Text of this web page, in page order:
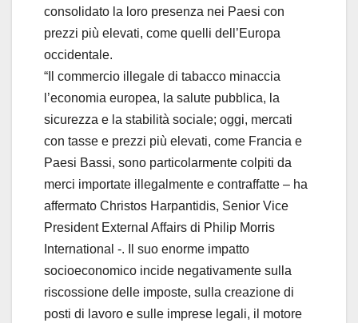
consolidato la loro presenza nei Paesi con
prezzi più elevati, come quelli dell’Europa
occidentale.
“Il commercio illegale di tabacco minaccia
l’economia europea, la salute pubblica, la
sicurezza e la stabilità sociale; oggi, mercati
con tasse e prezzi più elevati, come Francia e
Paesi Bassi, sono particolarmente colpiti da
merci importate illegalmente e contraffatte – ha
affermato Christos Harpantidis, Senior Vice
President External Affairs di Philip Morris
International -. Il suo enorme impatto
socioeconomico incide negativamente sulla
riscossione delle imposte, sulla creazione di
posti di lavoro e sulle imprese legali, il motore